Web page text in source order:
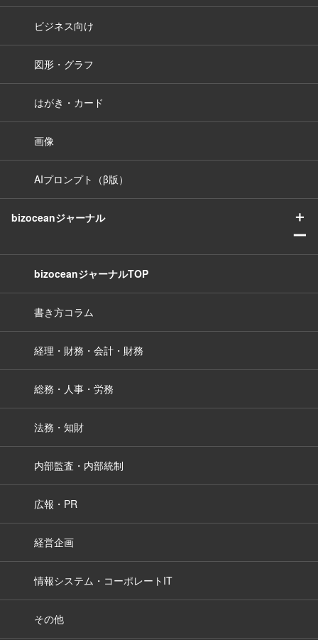
ビジネス向け
図形・グラフ
はがき・カード
画像
AIプロンプト（β版）
bizoceanジャーナル
＋
ー
bizoceanジャーナルTOP
書き方コラム
経理・財務・会計・財務
総務・人事・労務
法務・知財
内部監査・内部統制
広報・PR
経営企画
情報システム・コーポレートIT
その他